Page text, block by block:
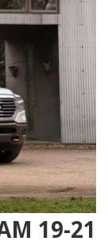
19-21